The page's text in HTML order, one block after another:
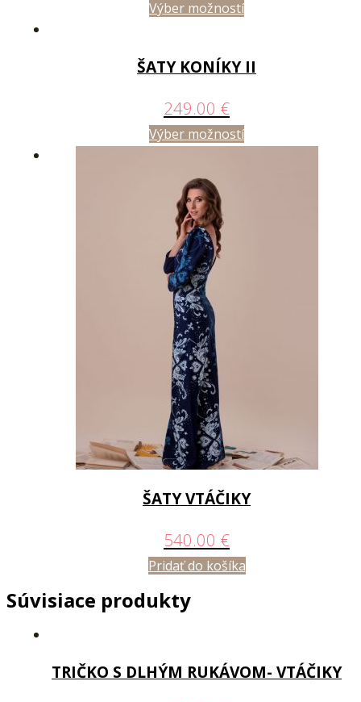
Výber možností
ŠATY KONÍKY II
249.00 €
Výber možností
ŠATY VTÁČIKY
540.00 €
Pridať do košíka
Súvisiace produkty
TRIČKO S DLHÝM RUKÁVOM- VTÁČIKY